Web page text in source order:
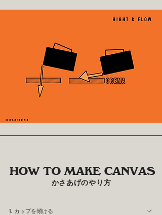
分の カップサイズ エスプレッソ量 ミルク量 に対して、
毎回同じ状態を再現することです。 例えば私の場合、 7oz
かし最も大切なのは数字ではなく、 毎回同じ液面を作れ
ること です。
HOW TO MAKE CANVAS
かさあげのやり方
1. カップを傾ける